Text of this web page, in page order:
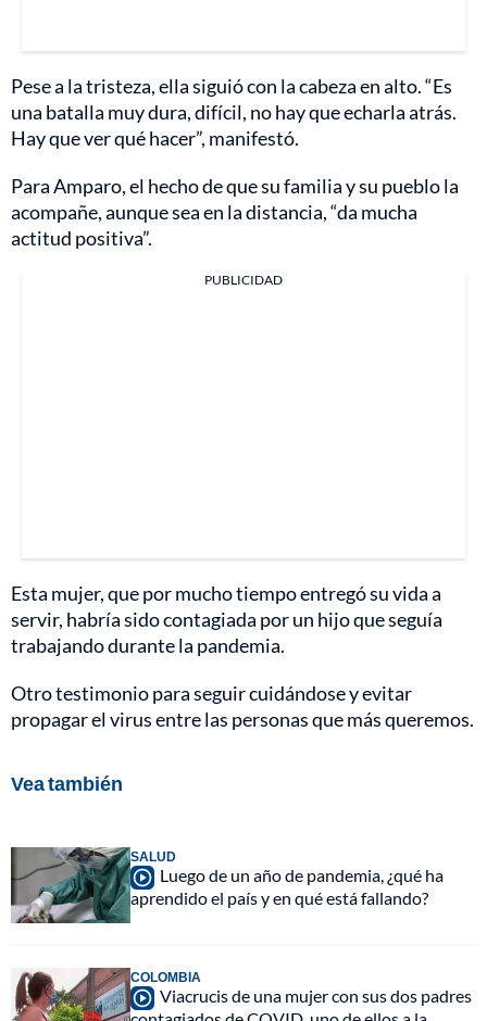
Pese a la tristeza, ella siguió con la cabeza en alto. “Es
una batalla muy dura, difícil, no hay que echarla atrás.
Hay que ver qué hacer”, manifestó.
Para Amparo, el hecho de que su familia y su pueblo la
acompañe, aunque sea en la distancia, “da mucha
actitud positiva”.
PUBLICIDAD
Esta mujer, que por mucho tiempo entregó su vida a
servir, habría sido contagiada por un hijo que seguía
trabajando durante la pandemia.
Otro testimonio para seguir cuidándose y evitar
propagar el virus entre las personas que más queremos.
Vea también
SALUD
Luego de un año de pandemia, ¿qué ha
aprendido el país y en qué está fallando?
COLOMBIA
Viacrucis de una mujer con sus dos padres